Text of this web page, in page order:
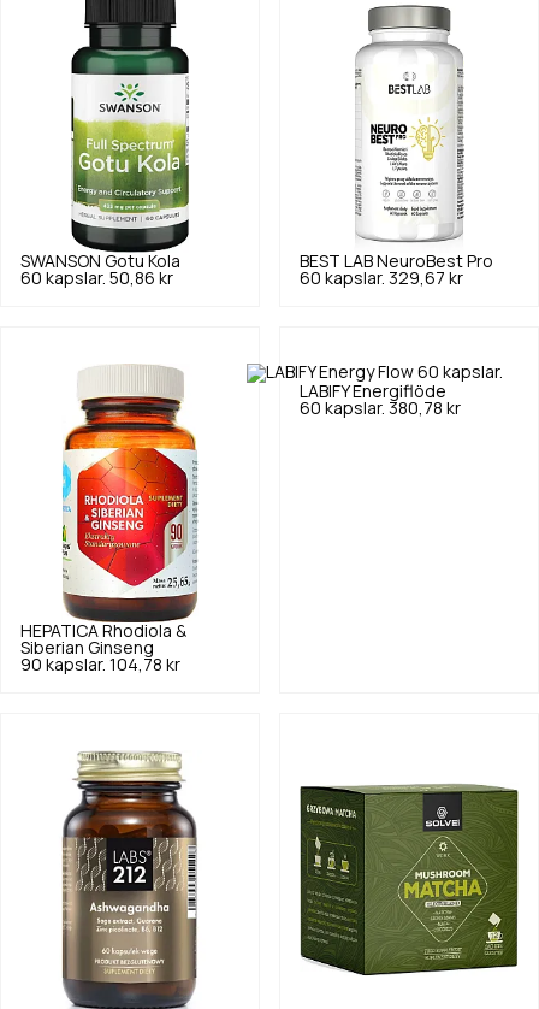
SWANSON Gotu Kola
60 kapslar. 50,86 kr
BEST LAB NeuroBest Pro
60 kapslar. 329,67 kr
HEPATICA Rhodiola &
Siberian Ginseng
90 kapslar. 104,78 kr
LABIFY Energiflöde
60 kapslar. 380,78 kr